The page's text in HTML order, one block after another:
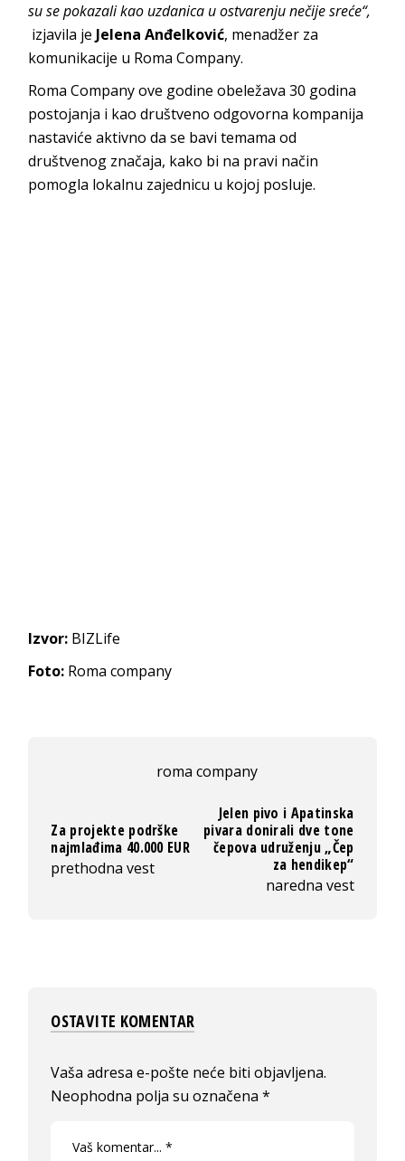
su se pokazali kao uzdanica u ostvarenju nečije sreće“,
izjavila jeJelena Anđelković, menadžer za
komunikacije u Roma Company.
Roma Company ove godine obeležava 30 godina
postojanja i kao društveno odgovorna kompanija
nastaviće aktivno da se bavi temama od
društvenog značaja, kako bi na pravi način
pomogla lokalnu zajednicu u kojoj posluje.
Izvor: BIZLife
Foto: Roma company
roma company
Za projekte podrške
najmlađima 40.000 EUR
prethodna vest
Jelen pivo i Apatinska
pivara donirali dve tone
čepova udruženju „Čep
za hendikep“
naredna vest
OSTAVITE KOMENTAR
Vaša adresa e-pošte neće biti objavljena.
Neophodna polja su označena*